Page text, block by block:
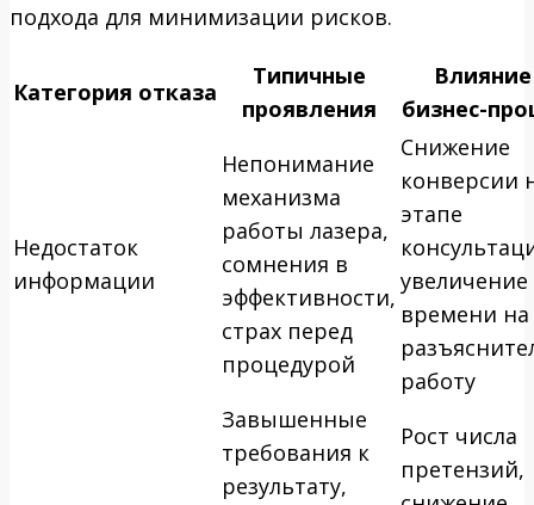
подхода для минимизации рисков.
Категория отказа
Типичные
проявления
бизнес-
Недостаток
информации
Непонимание
механизма
работы лазера,
сомнения в
эффективности,
страх перед
процедурой
Снижение
конверсии
этапе
увеличение
времени на
работу
Завышенные
требования к
результату,
Рост числа
претензий,